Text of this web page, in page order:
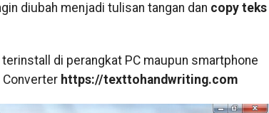
diubah menjadi tulisan tangan dan copy teks
di perangkat PC maupun smartphone
https://texttohandwriting.com